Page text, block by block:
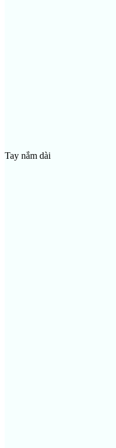
Tay nắm dài